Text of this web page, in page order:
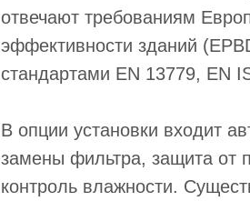
отвечают требованиям
эффективности зданий
стандартами EN 13779, EN
В опции установки входит
замены фильтра, защита от
контроль влажности.